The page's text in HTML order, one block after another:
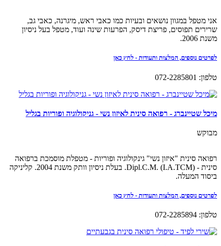
אני מטפל במגוון נושאים ובעיות כמו כאבי ראש, מיגרנה, כאבי גב,
שרירים תפוסים, פריצת דיסק, הפרעות שינה ועוד, מטפל בעל ניסיון
משנת 2006.
לפרטים נוספים, המלצות ותעודות - לחץ כאן
טלפון: 072-2285801
מיכל שטיינברג - רפואה סינית לאיזון נשי - גניקולוגיה ופוריות בגליל
מבוקש
רפואה סינית "איזון נשי" גינקולוגיה ופוריות - מטפלת מוסמכת ברפואה
סינית - (Dipl.C.M. (I.A.TCM. בעלת ניסיון וותק משנת 2004. קליניקה
ביסוד המעלה.
לפרטים נוספים, המלצות ותעודות - לחץ כאן
טלפון: 072-2285894